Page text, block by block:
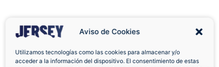
Aviso de Cookies
Utilizamos tecnologías como las cookies para almacenar y/o
acceder a la información del dispositivo. El consentimiento de estas